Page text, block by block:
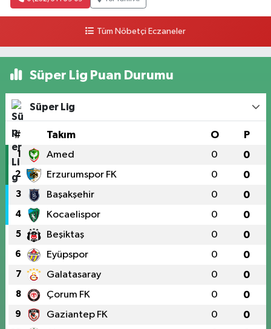
Tüm Nöbetçi Eczaneler
Süper Lig Puan Durumu
Süper Lig
# Takım O P
1 Amed 0 0
2 Erzurumspor FK 0 0
3 Başakşehir 0 0
4 Kocaelispor 0 0
5 Beşiktaş 0 0
6 Eyüpspor 0 0
7 Galatasaray 0 0
8 Çorum FK 0 0
9 Gaziantep FK 0 0